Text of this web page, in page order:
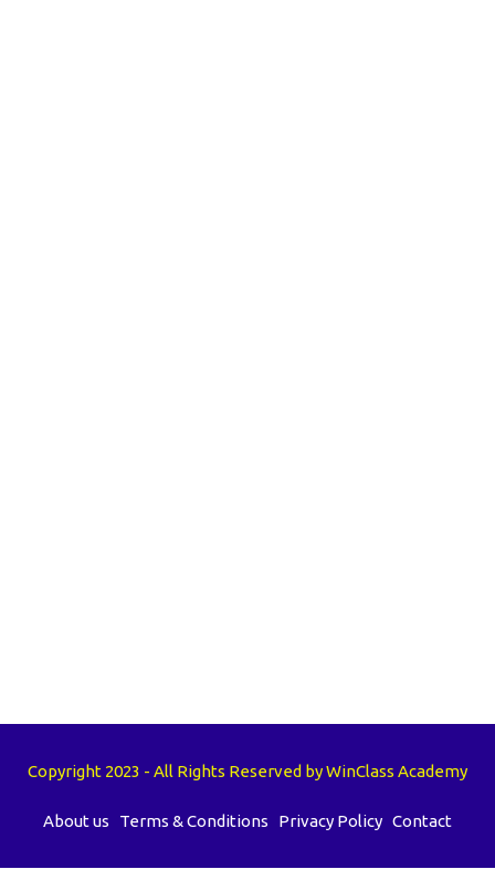
Copyright 2023 - All Rights Reserved by WinClass Academy
About us Terms & Conditions Privacy Policy Contact